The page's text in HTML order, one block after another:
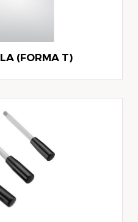
(FORMA T)